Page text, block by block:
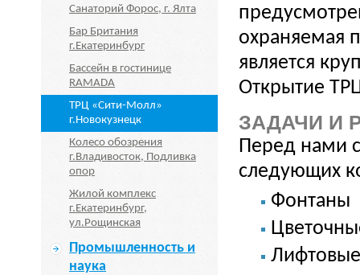
Санаторий Форос, г. Ялта
Бар Британия
г.Екатеринбург
Бассейн в гостинице
RAMADA
ТРЦ «Сити-Молл»
г.Новокузнецк
Колесо обозрения
г.Владивосток, Подливка
опор
Жилой комплекс
г.Екатеринбург,
ул.Рощинская
Промышленность и
наука
охраняемая
является
Открытие
ЗАДАЧИ И
Перед нами
следующих
Фонтаны